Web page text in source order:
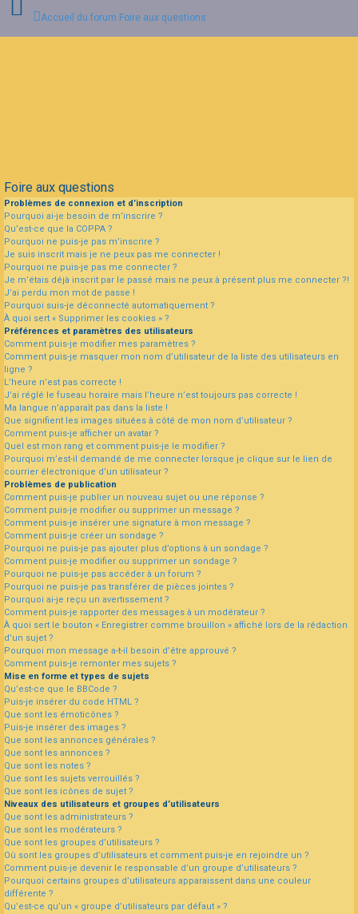
Accueil du forum Foire aux questions
Foire aux questions
Problèmes de connexion et d’inscription
Pourquoi ai-je besoin de m’inscrire ?
Qu’est-ce que la COPPA ?
Pourquoi ne puis-je pas m’inscrire ?
Je suis inscrit mais je ne peux pas me connecter !
Pourquoi ne puis-je pas me connecter ?
Je m’étais déjà inscrit par le passé mais ne peux à présent plus me connecter ?!
J’ai perdu mon mot de passe !
Pourquoi suis-je déconnecté automatiquement ?
À quoi sert « Supprimer les cookies » ?
Préférences et paramètres des utilisateurs
Comment puis-je modifier mes paramètres ?
Comment puis-je masquer mon nom d’utilisateur de la liste des utilisateurs en
ligne ?
L’heure n’est pas correcte !
J’ai réglé le fuseau horaire mais l’heure n’est toujours pas correcte !
Ma langue n’apparaît pas dans la liste !
Que signifient les images situées à côté de mon nom d’utilisateur ?
Comment puis-je afficher un avatar ?
Quel est mon rang et comment puis-je le modifier ?
Pourquoi m’est-il demandé de me connecter lorsque je clique sur le lien de
courrier électronique d’un utilisateur ?
Problèmes de publication
Comment puis-je publier un nouveau sujet ou une réponse ?
Comment puis-je modifier ou supprimer un message ?
Comment puis-je insérer une signature à mon message ?
Comment puis-je créer un sondage ?
Pourquoi ne puis-je pas ajouter plus d’options à un sondage ?
Comment puis-je modifier ou supprimer un sondage ?
Pourquoi ne puis-je pas accéder à un forum ?
Pourquoi ne puis-je pas transférer de pièces jointes ?
Pourquoi ai-je reçu un avertissement ?
Comment puis-je rapporter des messages à un modérateur ?
À quoi sert le bouton « Enregistrer comme brouillon » affiché lors de la rédaction
d’un sujet ?
Pourquoi mon message a-t-il besoin d’être approuvé ?
Comment puis-je remonter mes sujets ?
Mise en forme et types de sujets
Qu’est-ce que le BBCode ?
Puis-je insérer du code HTML ?
Que sont les émoticônes ?
Puis-je insérer des images ?
Que sont les annonces générales ?
Que sont les annonces ?
Que sont les notes ?
Que sont les sujets verrouillés ?
Que sont les icônes de sujet ?
Niveaux des utilisateurs et groupes d’utilisateurs
Que sont les administrateurs ?
Que sont les modérateurs ?
Que sont les groupes d’utilisateurs ?
Où sont les groupes d’utilisateurs et comment puis-je en rejoindre un ?
Comment puis-je devenir le responsable d’un groupe d’utilisateurs ?
Pourquoi certains groupes d’utilisateurs apparaissent dans une couleur
différente ?
Qu’est-ce qu’un « groupe d’utilisateurs par défaut » ?